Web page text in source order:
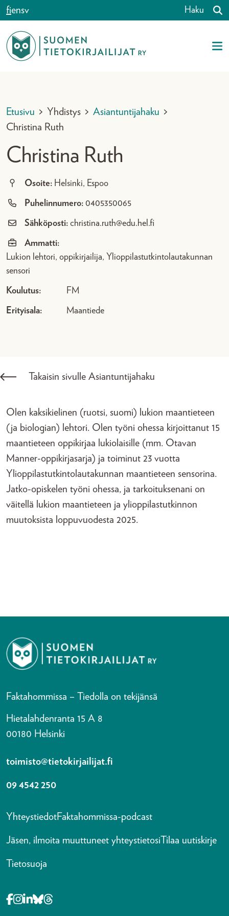
Siirry sisältöön
fiensv Haku
Etusivu > Yhdistys > Asiantuntijahaku >
Christina Ruth
Christina Ruth
Osoite: Helsinki, Espoo
Puhelinnumero: 0405350065
Sähköposti: christina.ruth@edu.hel.fi
Ammatti:
Lukion lehtori, oppikirjailija, Ylioppilastutkintolautakunnan
sensori
Koulutus: FM
Erityisala: Maantiede
Takaisin sivulle Asiantuntijahaku
Olen kaksikielinen (ruotsi, suomi) lukion maantieteen
(ja biologian) lehtori. Olen työni ohessa kirjoittanut 15
maantieteen oppikirjaa lukiolaisille (mm. Otavan
Manner-oppikirjasarja) ja toiminut 23 vuotta
Ylioppilastutkintolautakunnan maantieteen sensorina.
Jatko-opiskelen työni ohessa, ja tarkoituksenani on
väitellä lukion maantieteen ja ylioppilastutkinnon
muutoksista loppuvuodesta 2025.
Faktahommissa – Tiedolla on tekijänsä
Hietalahdenranta 15 A 8
00180 Helsinki
toimisto@tietokirjailijat.fi
09 4542 250
YhteystiedotFaktahommissa-podcast
Jäsen, ilmoita muuttuneet yhteystietosi Tilaa uutiskirje
Tietosuoja
Opens in a new tab Facebook-f
Opens in a new tab Instagram
Opens in a new tab Linkedin-in
Opens in a new tab Bluesky